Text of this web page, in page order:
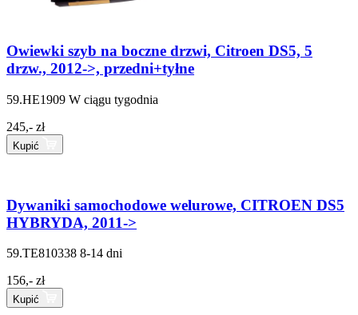
Owiewki szyb na boczne drzwi, Citroen DS5, 5
drzw., 2012->, przedni+tyłne
59.HE1909 W ciągu tygodnia
245,- zł
Kupić
Dywaniki samochodowe welurowe, CITROEN DS5
HYBRYDA, 2011->
59.TE810338 8-14 dni
156,- zł
Kupić